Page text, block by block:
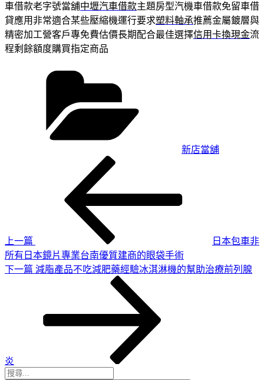
車借款老字號當舖中壢汽車借款主題房型汽機車借款免留車借
貸應用非常適合某些壓縮機運行要求塑料軸承推薦金屬鍍層與
精密加工營客戶專免費估價長期配合最佳選擇信用卡換現金流
程剩餘額度購買指定商品
新店當舖
上一篇
日本包車非
所有日本鏡片專業台南優質建商的眼袋手術
下
下一篇 減脂產品不吃減肥藥經驗冰淇淋機的幫助治療前列腺
炎
搜